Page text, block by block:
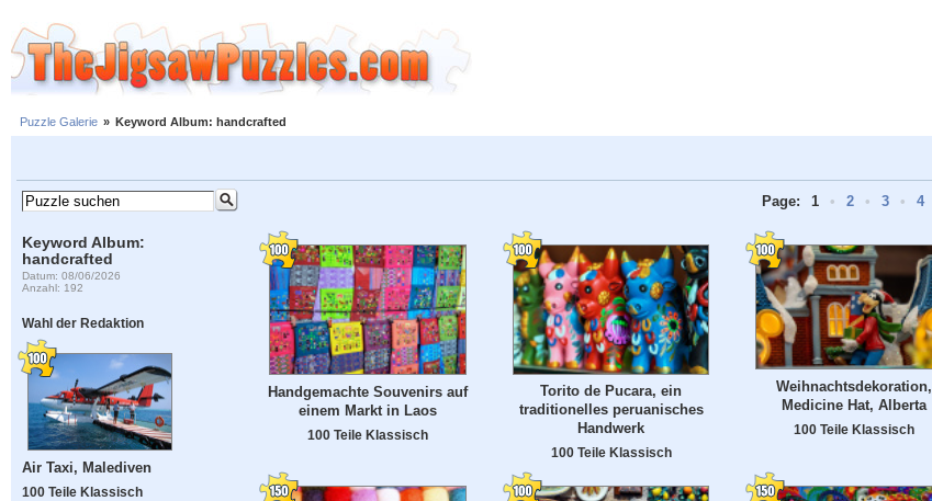
Puzzle Galerie » Keyword Album: handcrafted
Keyword Album:
handcrafted
Datum: 08/06/2026
Anzahl: 192
Wahl der Redaktion
Air Taxi, Malediven
100 Teile Klassisch
Page: 1 • 2 • 3 • 4
Handgemachte Souvenirs auf
einem Markt in Laos
100 Teile Klassisch
Torito de Pucara, ein
traditionelles peruanisches
Handwerk
100 Teile Klassisch
Weihnachtsdekoration,
Medicine Hat, Alberta
100 Teile Klassisch